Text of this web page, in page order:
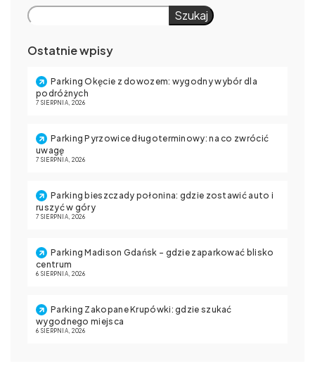
Szukaj
Ostatnie wpisy
Parking Okęcie z dowozem: wygodny wybór dla
podróżnych
7 SIERPNIA, 2026
Parking Pyrzowice długoterminowy: na co zwrócić
uwagę
7 SIERPNIA, 2026
Parking bieszczady połonina: gdzie zostawić auto i
ruszyć w góry
7 SIERPNIA, 2026
Parking Madison Gdańsk – gdzie zaparkować blisko
centrum
6 SIERPNIA, 2026
Parking Zakopane Krupówki: gdzie szukać
wygodnego miejsca
6 SIERPNIA, 2026